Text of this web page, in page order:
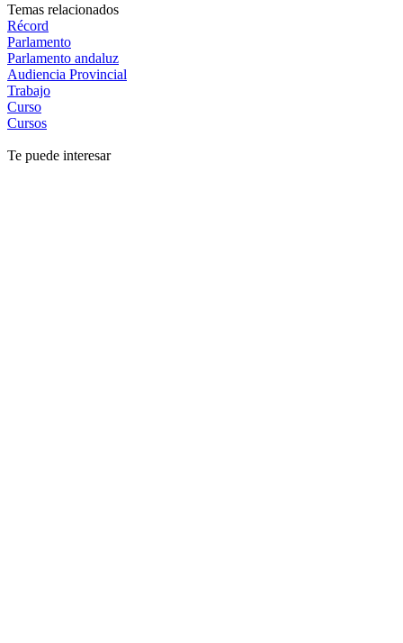
Temas relacionados
Récord
Parlamento
Parlamento andaluz
Audiencia Provincial
Trabajo
Curso
Cursos
Te puede interesar